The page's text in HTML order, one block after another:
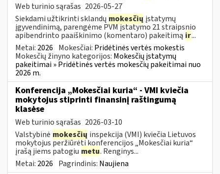
Web turinio sąrašas 2026-05-27
Siekdami užtikrinti sklandų mokesčių įstatymų
įgyvendinimą, parengėme PVM įstatymo 21 straipsnio
apibendrinto paaiškinimo (komentaro) pakeitimą ir...
Metai: 2026 Mokesčiai: Pridėtinės vertės mokestis
Mokesčių žinyno kategorijos: Mokesčių įstatymų
pakeitimai » Pridėtinės vertės mokesčių pakeitimai nuo
2026 m.
Konferencija „Mokesčiai kuria“ - VMI kviečia
mokytojus stiprinti finansinį raštingumą
klasėse
Web turinio sąrašas 2026-03-10
Valstybinė mokesčių inspekcija (VMI) kviečia Lietuvos
mokytojus peržiūrėti konferencijos „Mokesčiai kuria“
įrašą jiems patogiu metu. Renginys...
Metai: 2026 Pagrindinis: Naujiena